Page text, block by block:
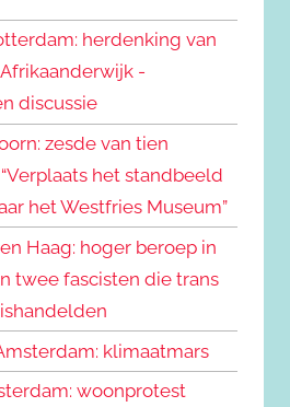
e
herdenking van
-
discussie
zesde van tien
het standbeeld
het Westfries Museum”
Haag: hoger beroep in
twee fascisten die trans
klimaatmars
woonprotest